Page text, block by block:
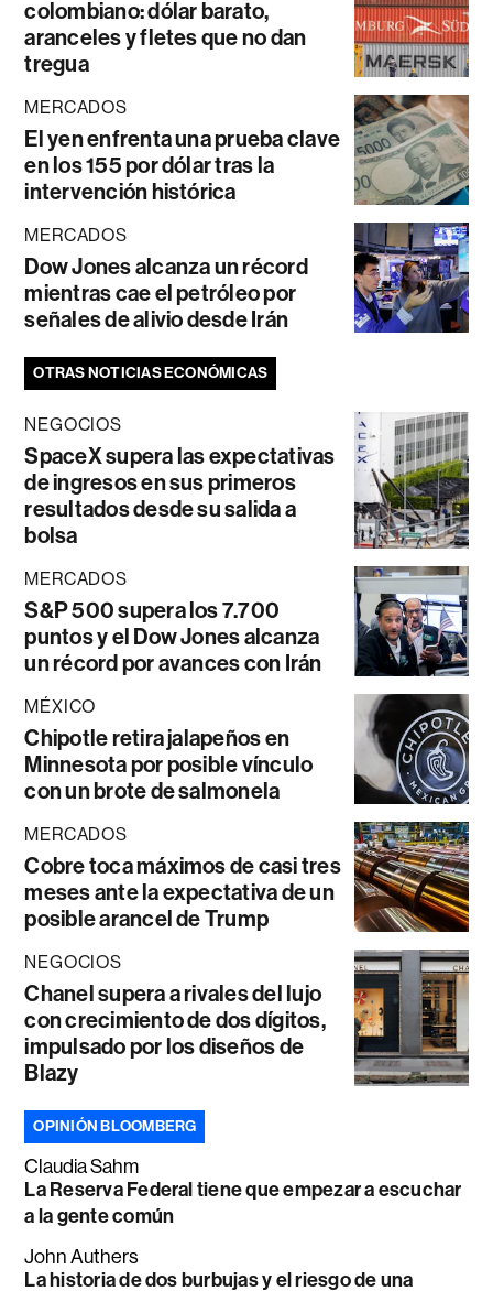
colombiano: dólar barato,
aranceles y fletes que no dan
tregua
MERCADOS
El yen enfrenta una prueba clave
en los 155 por dólar tras la
intervención histórica
MERCADOS
Dow Jones alcanza un récord
mientras cae el petróleo por
señales de alivio desde Irán
OTRAS NOTICIAS ECONÓMICAS
NEGOCIOS
SpaceX supera las expectativas
de ingresos en sus primeros
resultados desde su salida a
bolsa
MERCADOS
S&P 500 supera los 7.700
puntos y el Dow Jones alcanza
un récord por avances con Irán
MÉXICO
Chipotle retira jalapeños en
Minnesota por posible vínculo
con un brote de salmonela
MERCADOS
Cobre toca máximos de casi tres
meses ante la expectativa de un
posible arancel de Trump
NEGOCIOS
Chanel supera a rivales del lujo
con crecimiento de dos dígitos,
impulsado por los diseños de
Blazy
OPINIÓN BLOOMBERG
Claudia Sahm
La Reserva Federal tiene que empezar a escuchar
a la gente común
John Authers
La historia de dos burbujas y el riesgo de una